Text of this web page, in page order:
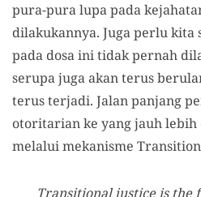
pura-pura lupa pada
dilakukannya. Juga perlu
pada dosa ini tidak pernah
serupa juga akan terus
terus terjadi. Jalan panjang
otoritarian ke yang jauh
melalui mekanisme
Transitional justice is the